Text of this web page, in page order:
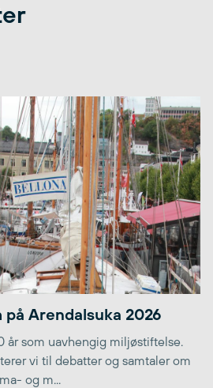
Arendalsuka 2026
år som uavhengig miljøstiftelse.
vi til debatter og samtaler om
og m...